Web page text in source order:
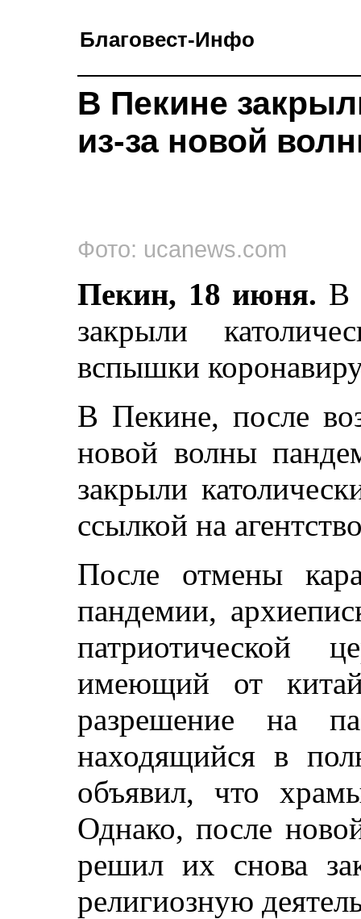
Благовест-Инфо
В Пекине
из-за новой
Фото: ucanews.com
Пекин, 18 июня. В
закрыли
вспышки
В Пекине, после
новой волны
закрыли
ссылкой на
После отмены
пандемии,
имеющий от
разрешение на
находящийся в
объявил, что
Однако, после
решил их снова
религиозную